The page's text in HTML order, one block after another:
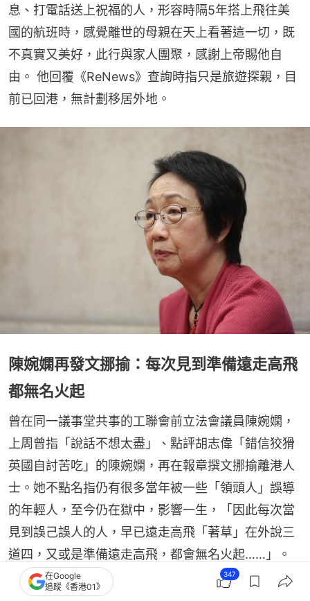
息、打電話送上祝福的人，形容時隔5年搭上飛往美
國的航班時，感覺離世的母親在天上看著這一切，既
不真實又美好，此行與家人團聚，感謝上帝賜他自
由。 他回覆《ReNews》查詢時指只是旅遊探親，目
前已回港，無計劃移居外地。
陳婉嫻再發文挪揄：每次見到準備遠走高飛
都無名火起
曾在同一議事堂共事的工聯會前立法會議員陳婉嫻，
上周曾指「說話不想太盡」、點評胡志偉「錯信狡猾
英國自討苦吃」的陳婉嫻，再在報章撰文挪揄離港人
士。她不點名指仍有很多當年被一些「領頭人」誤導
的年輕人，至今仍在獄中，影響一生，「因此每次當
見到誤己誤人的人，早已遠走高飛「著草」在外說三
道四，又或是準備遠走高飛，都會無名火起……」。
在Google
追蹤《香港01》
347